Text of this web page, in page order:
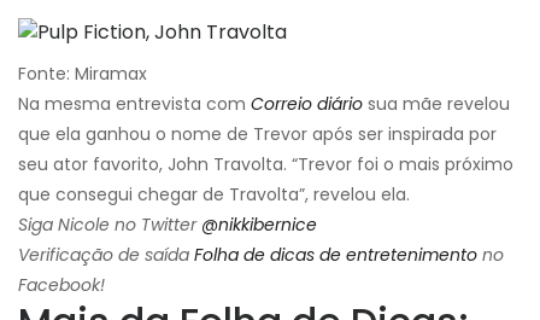
Fonte: Miramax
Na mesma entrevista com Correio diário sua mãe revelou
que ela ganhou o nome de Trevor após ser inspirada por
seu ator favorito, John Travolta. “Trevor foi o mais próximo
que consegui chegar de Travolta”, revelou ela.
Siga Nicole no Twitter @nikkibernice
Verificação de saída Folha de dicas de entretenimento no
Facebook!